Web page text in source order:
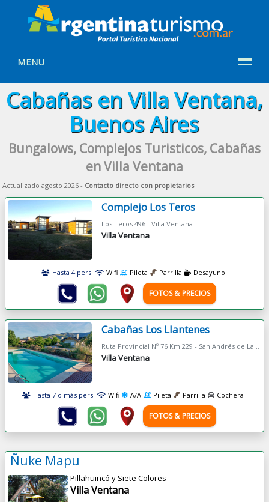
MENU
Cabañas en Villa Ventana,
Buenos Aires
Bungalows, Complejos Turisticos, Cabañas
en Villa Ventana
Actualizado agosto 2026 - Contacto directo con propietarios
Complejo Los Teros
Los Teros 496 - Villa Ventana
Villa Ventana
Hasta 4 pers. Wifi Pileta Parrilla Desayuno
FOTOS & PRECIOS
Cabañas Los Llantenes
Villa Ventana
Hasta 7 o más pers. Wifi A/A Pileta Parrilla Cochera
FOTOS & PRECIOS
Ñuke Mapu
Pillahuincó y Siete Colores
Villa Ventana